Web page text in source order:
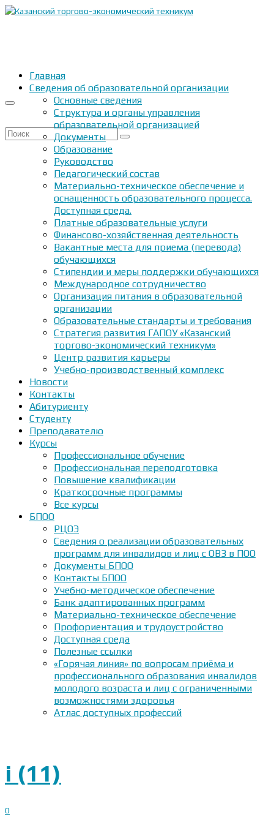
Искать:
Главная
Сведения об образовательной организации
Основные сведения
Структура и органы управления
образовательной организацией
Документы
Образование
Руководство
Педагогический состав
Материально-техническое обеспечение и
оснащенность образовательного процесса.
Доступная среда.
Платные образовательные услуги
Финансово-хозяйственная деятельность
Вакантные места для приема (перевода)
обучающихся
Стипендии и меры поддержки обучающихся
Международное сотрудничество
Организация питания в образовательной
организации
Образовательные стандарты и требования
Стратегия развития ГАПОУ «Казанский
торгово-экономический техникум»
Центр развития карьеры
Учебно-производственный комплекс
Новости
Контакты
Абитуриенту
Студенту
Преподавателю
Курсы
Профессиональное обучение
Профессиональная переподготовка
Повышение квалификации
Краткосрочные программы
Все курсы
БПОО
РЦОЭ
Сведения о реализации образовательных
программ для инвалидов и лиц с ОВЗ в ПОО
Документы БПОО
Контакты БПОО
Учебно-методическое обеспечение
Банк адаптированных программ
Материально-техническое обеспечение
Профориентация и трудоустройство
Доступная среда
Полезные ссылки
«Горячая линия» по вопросам приёма и
профессионального образования инвалидов
молодого возраста и лиц с ограниченными
возможностями здоровья
Атлас доступных профессий
i (11)
0